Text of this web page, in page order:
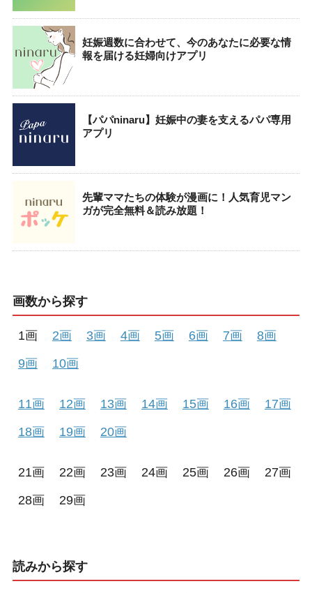
妊娠週数に合わせて、今のあなたに必要な情
報を届ける妊婦向けアプリ
【パパninaru】妊娠中の妻を支えるパパ専用
アプリ
先輩ママたちの体験が漫画に！人気育児マン
ガが完全無料＆読み放題！
画数から探す
1画 2画 3画 4画 5画 6画 7画
8画
9画
10画
11画 12画 13画 14画 15画 16画
17画
18画
19画 20画
21画 22画 23画 24画 25画 26画
27画
28画
29画
読みから探す